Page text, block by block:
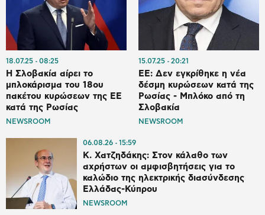
18.07.25 08:25
Η Σλοβακία αίρει το
μπλοκάρισμα του 18ου
πακέτου κυρώσεων της ΕΕ
κατά της Ρωσίας
NEWSROOM
15.07.25 20:21
ΕΕ: Δεν εγκρίθηκε η νέα
δέσμη κυρώσεων κατά της
Ρωσίας - Μπλόκο από τη
Σλοβακία
NEWSROOM
06.08.26 15:59
Κ. Χατζηδάκης: Στον κάλαθο των
αχρήστων οι αμφισβητήσεις για το
καλώδιο της ηλεκτρικής διασύνδεσης
Ελλάδας-Κύπρου
NEWSROOM